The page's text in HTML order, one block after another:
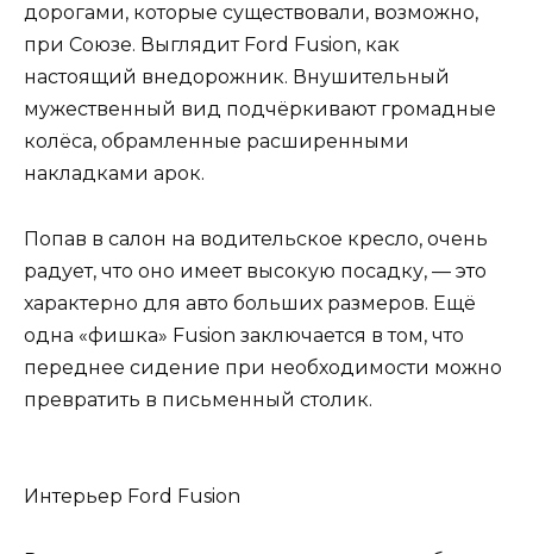
дорогами, которые существовали, возможно,
при Союзе. Выглядит Ford Fusion, как
настоящий внедорожник. Внушительный
мужественный вид подчёркивают громадные
колёса, обрамленные расширенными
накладками арок.
Попав в салон на водительское кресло, очень
радует, что оно имеет высокую посадку, — это
характерно для авто больших размеров. Ещё
одна «фишка» Fusion заключается в том, что
переднее сидение при необходимости можно
превратить в письменный столик.
Интерьер Ford Fusion